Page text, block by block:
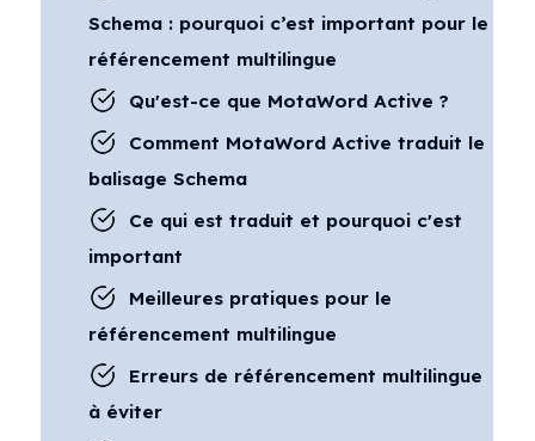
Schema : pourquoi c’est important pour le
référencement multilingue
Qu'est-ce que MotaWord Active ?
Comment MotaWord Active traduit le
balisage Schema
Ce qui est traduit et pourquoi c'est
important
Meilleures pratiques pour le
référencement multilingue
Erreurs de référencement multilingue
à éviter